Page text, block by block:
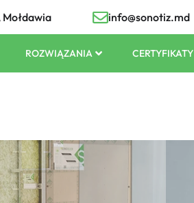
Mołdawia info@sonotiz.md
ROZWIĄZANIA CERTYFIKATY